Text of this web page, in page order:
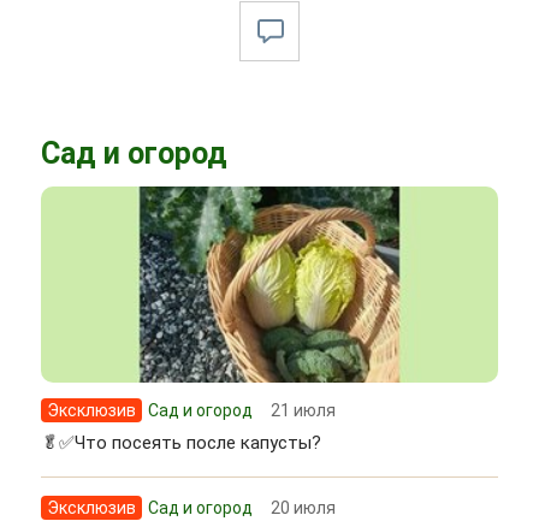
Сад и огород
Эксклюзив Сад и огород 21 июля
🥬✅Что посеять после капусты?
Эксклюзив Сад и огород 20 июля